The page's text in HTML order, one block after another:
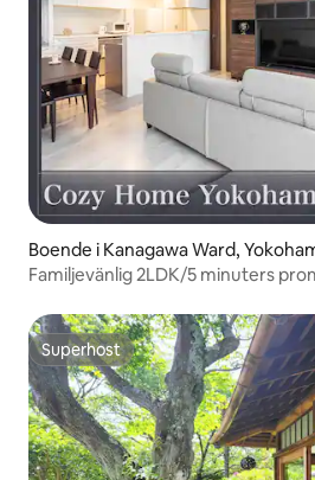
Boende i Kanagawa Ward,
Familjevänlig 2LDK/5 minuters
Superhost
Superhost